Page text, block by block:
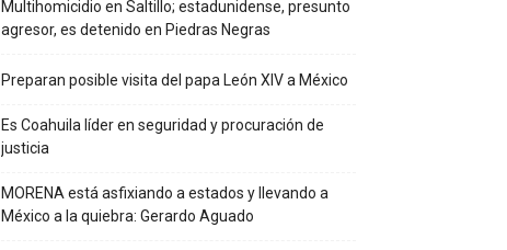
Multihomicidio en Saltillo; estadunidense, presunto
agresor, es detenido en Piedras Negras
Preparan posible visita del papa León XIV a México
Es Coahuila líder en seguridad y procuración de
justicia
MORENA está asfixiando a estados y llevando a
México a la quiebra: Gerardo Aguado